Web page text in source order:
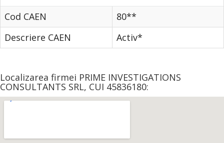
Cod CAEN
80**
Descriere CAEN
Activ*
Localizarea firmei PRIME INVESTIGATIONS
CONSULTANTS SRL, CUI 45836180: